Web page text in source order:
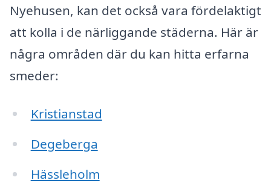
Nyehusen, kan det också vara fördelaktigt
att kolla i de närliggande städerna. Här är
några områden där du kan hitta erfarna
smeder:
Kristianstad
Degeberga
Hässleholm